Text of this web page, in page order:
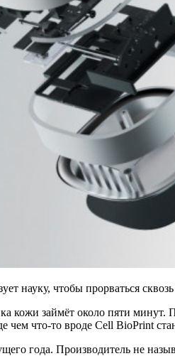
науку, чтобы прорваться
кожи займёт около пяти минут.
чем что-то вроде Cell BioPrint
года. Производитель не